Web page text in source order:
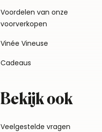
Voordelen van onze
voorverkopen
Vinée Vineuse
Cadeaus
Bekijk ook
Veelgestelde vragen